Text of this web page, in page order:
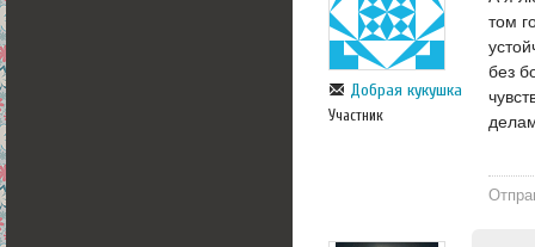
Добрая кукушка
Участник
том
без